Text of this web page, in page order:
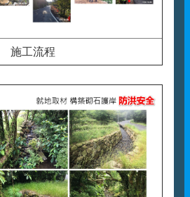
施工流程